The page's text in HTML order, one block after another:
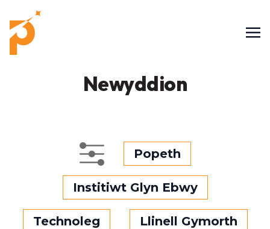
Newyddion
Popeth
Institiwt Glyn Ebwy
Technoleg Llinell Gymorth